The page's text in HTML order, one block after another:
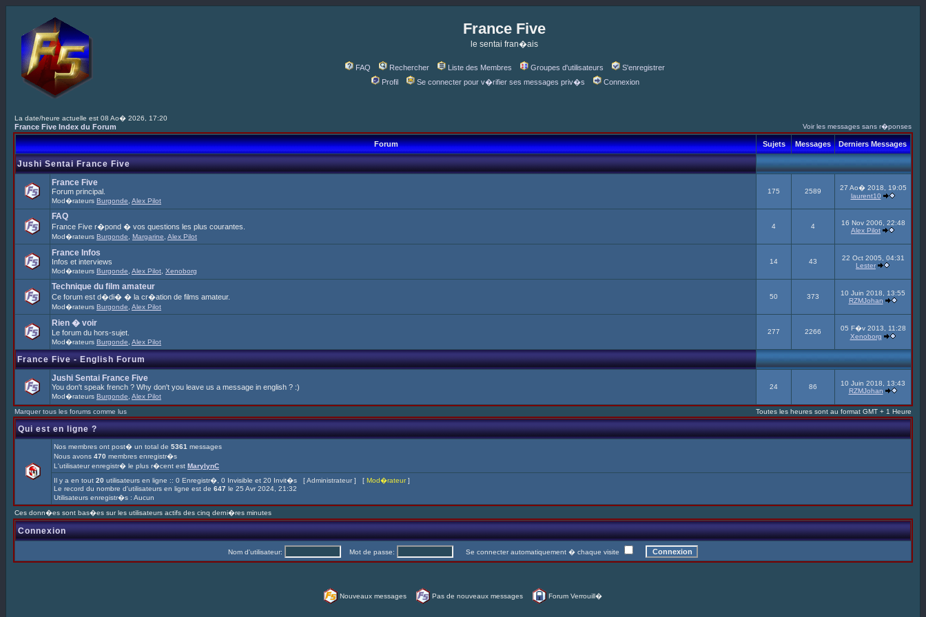
France Five
le sentai fran�ais
FAQ Rechercher Liste des Membres Groupes d'utilisateurs
S'enregistrer
Profil
Se connecter pour v�rifier ses messages priv�s Connexion
La date/heure actuelle est 08 Ao� 2026, 17:20
France Five Index du Forum Voir les messages sans r�ponses
Forum Sujets Messages Derniers Messages
Jushi Sentai France Five
France Five
Forum principal.
Mod�rateurs Burgonde Alex Pilot
175 2589
27 Ao� 2018, 19:05
laurent10
FAQ
France Five r�pond � vos questions les plus courantes.
Mod�rateurs Burgonde Margarine Alex Pilot
4 4
16 Nov 2006, 22:48
Alex Pilot
France Infos
Infos et interviews
Mod�rateurs Burgonde Alex Pilot Xenoborg
14 43
22 Oct 2005, 04:31
Lester
Technique du film amateur
Ce forum est d�di� � la cr�ation de films amateur.
Mod�rateurs Burgonde Alex Pilot
50 373
10 Juin 2018, 13:55
RZMJohan
Rien � voir
Le forum du hors-sujet.
Mod�rateurs Burgonde Alex Pilot
277 2266
05 F�v 2013, 11:28
Xenoborg
France Five - English Forum
Jushi Sentai France Five
You don't speak french ? Why don't you leave us a message in english ? :)
Mod�rateurs Burgonde Alex Pilot
24 86
10 Juin 2018, 13:43
RZMJohan
Marquer tous les forums comme lus Toutes les heures sont au format GMT + 1 Heure
Qui est en ligne ?
Nos membres ont post� un total de 5361 messages
Nous avons 470 membres enregistr�s
L'utilisateur enregistr� le plus r�cent est MarylynC
Il y a en tout 20 utilisateurs en ligne :: 0 Enregistr�, 0 Invisible et 20 Invit�s [Administrateur] [ Mod�rateur]
Le record du nombre d'utilisateurs en ligne est de 647 le 25 Avr 2024, 21:32
Utilisateurs enregistr�s : Aucun
Ces donn�es sont bas�es sur les utilisateurs actifs des cinq derni�res minutes
Connexion
Nom d'utilisateur: Mot de passe: Se connecter automatiquement � chaque visite
Nouveaux messages Pas de nouveaux messages Forum Verrouill�